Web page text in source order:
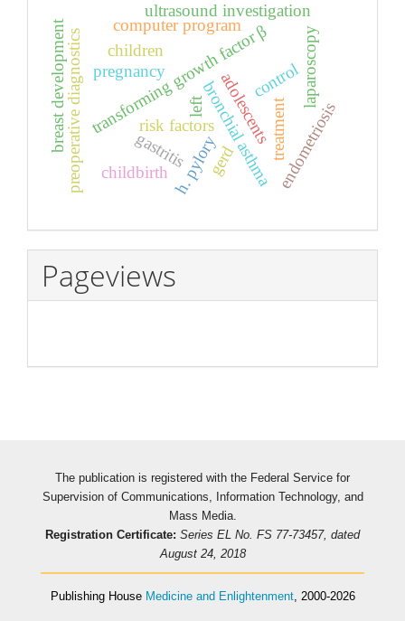
children
bronchial asthmacontrol
transforming growth factor β
ultrasound investigation
laparoscopy
endometriosis
risk factors
preoperative diagnostics
computer program
adolescents
breast development
h. pylory
gastritis gerd
pregnancy
childbirth
treatment
left
Pageviews
The publication is registered with the Federal Service for
Supervision of Communications, Information Technology, and
Mass Media.
Registration Certificate: Series EL No. FS 77-73457, dated
August 24, 2018
Publishing House Medicine and Enlightenment, 2000-2026